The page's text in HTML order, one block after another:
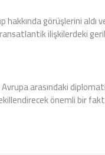
görüşlerini aldı
ilişkilerdeki
Avrupa arasındaki
önemli bir